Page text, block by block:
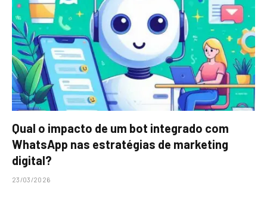
Qual o impacto de um bot integrado com
WhatsApp nas estratégias de marketing
digital?
23/03/2026